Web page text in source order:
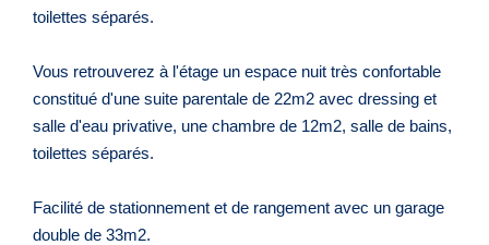
toilettes séparés.
Vous retrouverez à l'étage un espace nuit très confortable
constitué d'une suite parentale de 22m2 avec dressing et
salle d'eau privative, une chambre de 12m2, salle de bains,
toilettes séparés.
Facilité de stationnement et de rangement avec un garage
double de 33m2.